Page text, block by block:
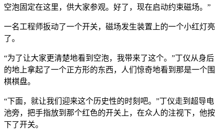
空泡固定在这里，供大家参观。好了，现在启动约束磁场。”
一名工程师扳动了一个开关，磁场发生装置上的一个小红灯亮
了。
“为了让大家更清楚地看到空泡，我带来了这个。”丁仪从身后
的地上拿起了一个正方形的东西，人们惊奇地看到那是一个围
棋棋盘。
“下面，就让我们迎来这个历史性的时刻吧。”丁仪走到超导电
池旁，把手指放到那个红色的开关上，在众人的注视下，他按
下了开关。